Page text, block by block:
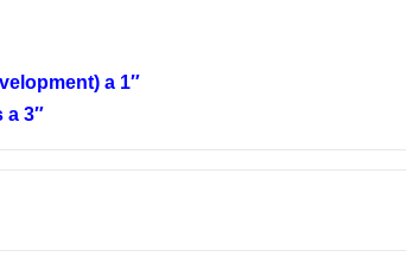
a 1″
a 3″